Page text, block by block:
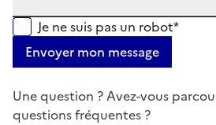
Je ne suis pas un robot*
Envoyer mon message
Une question ? Avez-vous
questions fréquentes ?